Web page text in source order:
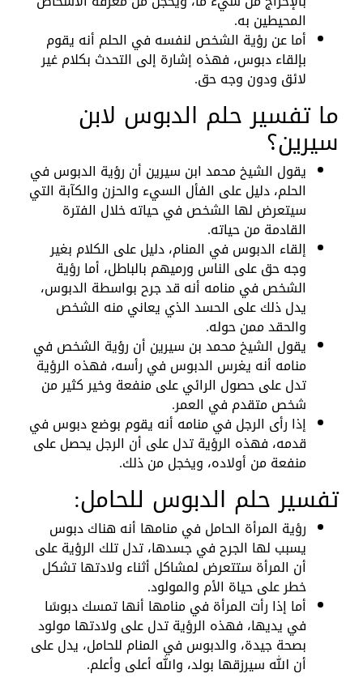
المحيطين به.
أما عن رؤية الشخص لنفسه في الحلم أنه يقوم
بإلقاء دبوس، فهذه إشارة إلى التحدث بكلام غير
لائق ودون وجه حق.
ما تفسير حلم الدبوس لابن
سيرين؟
يقول الشيخ محمد ابن سيرين أن رؤية الدبوس في
الحلم، دليل على الفأل السيء والحزن والكآبة التي
سيتعرض لها الشخص في حياته خلال الفترة
القادمة من حياته.
إلقاء الدبوس في المنام، دليل على الكلام بغير
وجه حق على الناس ورميهم بالباطل، أما رؤية
الشخص في منامه أنه قد جرح بواسطة الدبوس،
يدل ذلك على الحسد الذي يعاني منه الشخص
والحقد ممن حوله.
يقول الشيخ محمد بن سيرين أن رؤية الشخص في
منامه أنه يغرس الدبوس في رأسه، فهذه الرؤية
تدل على حصول الرائي على منفعة وخير كثير من
شخص متقدم في العمر.
إذا رأى الرجل في منامه أنه يقوم بوضع دبوس في
قدمه، فهذه الرؤية تدل على أن الرجل يحصل على
منفعة من أولاده، ويخجل من ذلك.
تفسير حلم الدبوس للحامل:
رؤية المرأة الحامل في منامها أنه هناك دبوس
يسبب لها الجرح في جسدها، تدل تلك الرؤية على
أن المرأة ستتعرض لمشاكل أثناء ولادتها تشكل
خطر على حياة الأم والمولود.
أما إذا رأت المرأة في منامها أنها تمسك دبوسًا
في يديها، فهذه الرؤية تدل على ولادتها مولود
بصحة جيدة، والدبوس في المنام للحامل، يدل على
أن الله سيرزقها بولد، والله أعلى وأعلم.